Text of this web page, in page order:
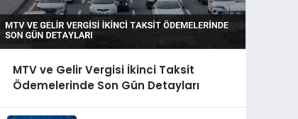
MTV ve Gelir Vergisi İkinci Taksit
Ödemelerinde Son Gün Detayları